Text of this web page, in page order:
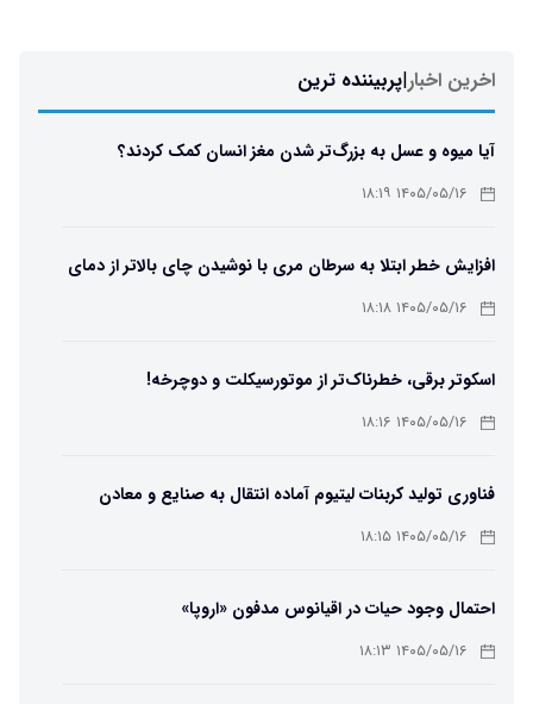
اخرین اخبار|پربیننده ترین
آیا میوه و عسل به بزرگ‌تر شدن مغز انسان کمک کردند؟
۱۴۰۵/۰۵/۱۶ ۱۸:۱۹
افزایش خطر ابتلا به سرطان مری با نوشیدن چای بالاتر از دمای
۶۵ درجه ۱۴۰۵/۰۵/۱۶ ۱۸:۱۸
اسکوتر برقی، خطرناک‌تر از موتورسیکلت و دوچرخه!
۱۴۰۵/۰۵/۱۶ ۱۸:۱۶
فناوری تولید کربنات لیتیوم آماده انتقال به صنایع و معادن
است۱۴۰۵/۰۵/۱۶ ۱۸:۱۵
احتمال وجود حیات در اقیانوس مدفون «اروپا»
۱۴۰۵/۰۵/۱۶ ۱۸:۱۳